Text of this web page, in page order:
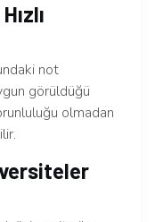
not
görüldüğü
olmadan